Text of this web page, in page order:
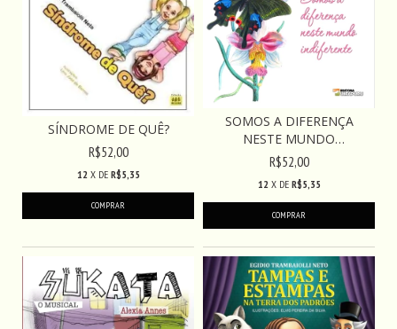
SÍNDROME DE QUÊ?
R$52,00
12 X DE R$5,35
SOMOS A DIFERENÇA
NESTE MUNDO
INDIFERENT...
R$52,00
12 X DE R$5,35